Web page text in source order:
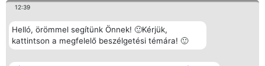
12:39
Helló, örömmel segítünk Önnek! 🙂Kérjük,
kattintson a megfelelő beszélgetési témára! 🙂
Rangsorszervező Népszavazás Elérhetőség